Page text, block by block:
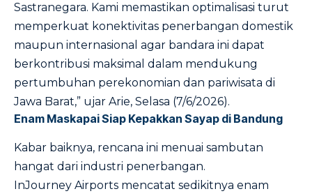
Sastranegara. Kami memastikan optimalisasi turut
memperkuat konektivitas penerbangan domestik
maupun internasional agar bandara ini dapat
berkontribusi maksimal dalam mendukung
pertumbuhan perekonomian dan pariwisata di
Jawa Barat,” ujar Arie, Selasa (7/6/2026).
Enam Maskapai Siap Kepakkan Sayap di Bandung
Kabar baiknya, rencana ini menuai sambutan
hangat dari industri penerbangan.
InJourney Airports mencatat sedikitnya enam